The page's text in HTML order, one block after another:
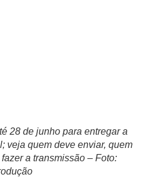
28 de junho para entregar a
veja quem deve enviar, quem
a transmissão – Foto: